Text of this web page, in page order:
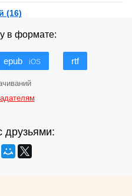
(16)
в формате:
epub iOS rtf
друзьями: